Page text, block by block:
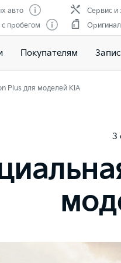
авто
пробегом
Сервис и
Покупателям
Plus для моделей KIA
3